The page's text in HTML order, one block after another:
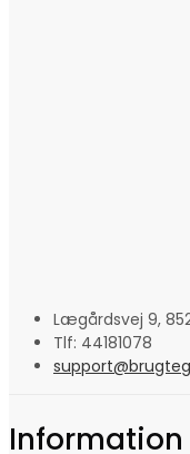
Lægårdsvej 9,
Tlf: 44181078
Information